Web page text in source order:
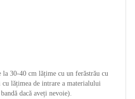
la 30-40 cm lățime cu un ferăstrău cu
cu lățimea de intrare a materialului
dacă aveți nevoie).